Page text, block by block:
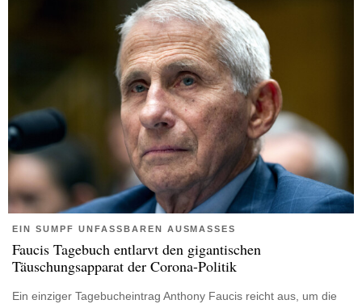
EIN SUMPF UNFASSBAREN AUSMASSES
Faucis Tagebuch entlarvt den gigantischen
Täuschungsapparat der Corona-Politik
Ein einziger Tagebucheintrag Anthony Faucis reicht aus, um die